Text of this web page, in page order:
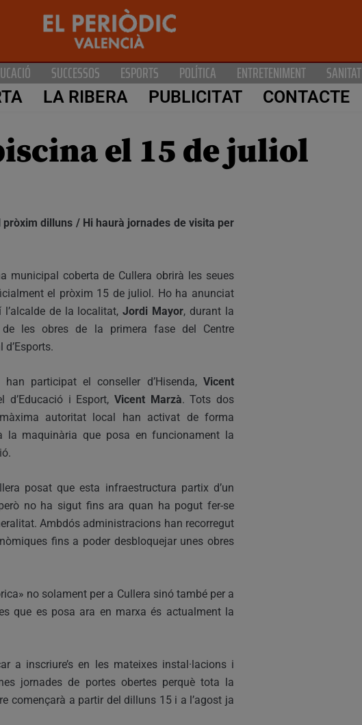
SUCCESSOS ESPORTS POLÍTICA ENTRETENIMENT SANITAT
LA RIBERA PUBLICITAT CONTACTE
el 15 de juliol
dilluns / Hi haurà jornades de visita per
municipal coberta de Cullera obrirà les seues
el pròxim 15 de juliol. Ho ha anunciat
l’alcalde de la localitat,Jordi Mayor, durant la
de les obres de la primera fase del Centre
han participat el conseller d’Hisenda, Vicent
d’Educació i Esport, Vicent Marzà. Tots dos
autoritat local han activat de forma
la maquinària que posa en funcionament la
posat que esta infraestructura partix d’un
no ha sigut fins ara quan ha pogut fer-se
Ambdós administracions han recorregut
fins a poder desbloquejar unes obres
no solament per a Cullera sinó també per a
que es posa ara en marxa és actualment la
a inscriure’s en les mateixes instal·lacions i
jornades de portes obertes perquè tota la
començarà a partir del dilluns 15 i a l’agost ja